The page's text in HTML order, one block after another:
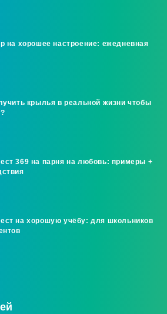
на хорошее настроение: ежедневная
крылья в реальной жизни чтобы
369 на парня на любовь: примеры +
на хорошую учёбу: для школьников